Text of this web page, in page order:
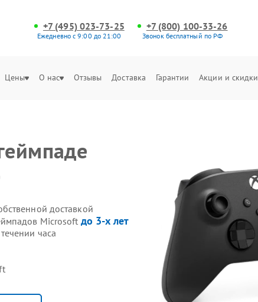
+7 (495) 023-73-25
Ежедневно с 9:00 до 21:00
+7 (800) 100-33-26
Звонок бесплатный по РФ
Цены О нас Отзывы Доставка Гарантии Акции и скидки
доставкой
Microsoft до 3-х лет
часа